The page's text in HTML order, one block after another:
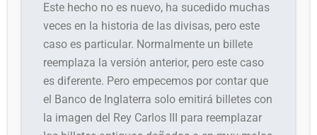
Este hecho no es nuevo, ha sucedido muchas
veces en la historia de las divisas, pero este
caso es particular. Normalmente un billete
reemplaza la versión anterior, pero este caso
es diferente. Pero empecemos por contar que
el Banco de Inglaterra solo emitirá billetes con
la imagen del Rey Carlos III para reemplazar